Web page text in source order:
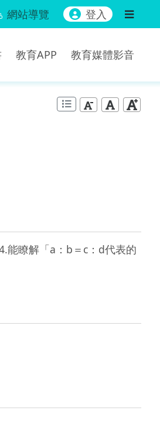
網站導覽 登入
教育APP 教育媒體影音
能瞭解「a：b＝c：d代表的